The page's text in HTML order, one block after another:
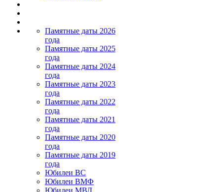
Памятные даты 2026
года
Памятные даты 2025
года
Памятные даты 2024
года
Памятные даты 2023
года
Памятные даты 2022
года
Памятные даты 2021
года
Памятные даты 2020
года
Памятные даты 2019
года
Юбилеи ВС
Юбилеи ВМФ
Юбилеи МВД